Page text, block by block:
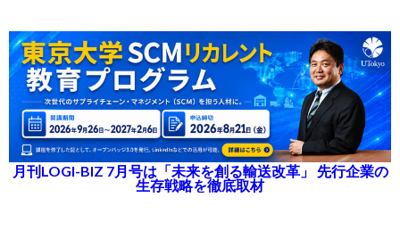
月刊LOGI-BIZ 7月号は「未来を創る輸送改革」 先行企業の
生存戦略を徹底取材